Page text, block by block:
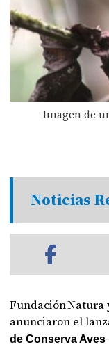
Imagen de
Noticias
Fundación Natura
anunciaron el
de Conserva Aves